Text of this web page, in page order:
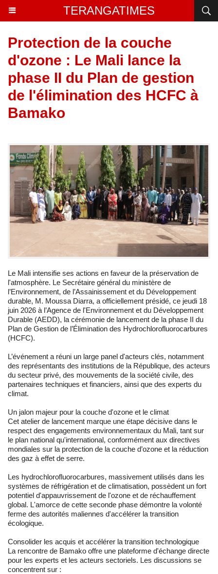
TERANGATIMES
Protection de la couche
d'ozone : Le Mali lance la
phase II du Plan de gestion
de l'élimination des HCFC à
Bamako
Le Mali intensifie ses actions en faveur de la préservation de
l'atmosphère. Le Secrétaire général du ministère de
l’Environnement, de l’Assainissement et du Développement
durable, M. Moussa Diarra, a officiellement présidé, ce jeudi 18
juin 2026 à l’Agence de l'Environnement et du Développement
Durable (AEDD), la cérémonie de lancement de la phase II du
Plan de Gestion de l’Élimination des Hydrochlorofluorocarbures
(HCFC).
L’événement a réuni un large panel d'acteurs clés, notamment
des représentants des institutions de la République, des acteurs
du secteur privé, des mouvements de la société civile, des
partenaires techniques et financiers, ainsi que des experts du
climat.
Un jalon majeur pour la couche d'ozone et le climat
Cet atelier de lancement marque une étape décisive dans le
respect des engagements environnementaux du Mali, tant sur
le plan national qu'international, conformément aux directives
mondiales sur la protection de la couche d’ozone et la réduction
des gaz à effet de serre.
Les hydrochlorofluorocarbures, massivement utilisés dans les
systèmes de réfrigération et de climatisation, possèdent un fort
potentiel d'appauvrissement de l'ozone et de réchauffement
global. L'amorce de cette seconde phase démontre la volonté
ferme des autorités maliennes d'accélérer la transition
écologique.
Consolider les acquis et accélérer la transition technologique
La rencontre de Bamako offre une plateforme d'échange directe
pour les experts et les acteurs sectoriels. Les discussions se
concentrent sur :